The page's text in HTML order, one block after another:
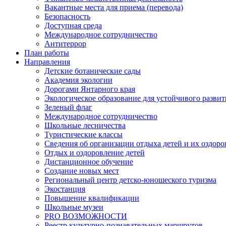
Вакантные места для приема (перевода)
Безопасность
Доступная среда
Международное сотрудничество
Антитеррор
План работы
Направления
Детские ботанические сады
Академия экологии
Дорогами Янтарного края
Экологическое образование для устойчивого
Зеленый флаг
Международное сотрудничество
Школьные лесничества
Туристические классы
Сведения об организации отдыха детей и их
Отдых и оздоровление детей
Дистанционное обучение
Создание новых мест
Региональный центр детско-юношеского туризма
Экостанция
Повышение квалификации
Школьные музеи
PRO ВОЗМОЖНОСТИ